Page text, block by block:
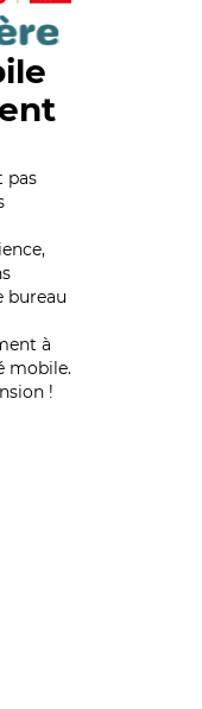
pas
bureau
à
mobile.
!